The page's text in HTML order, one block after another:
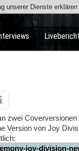
zwei
von Joy
joy-division-
unserer Dienste